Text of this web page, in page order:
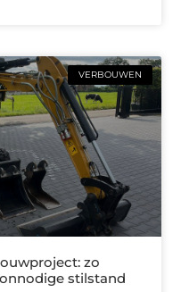
VERBOUWEN
zo
stilstand